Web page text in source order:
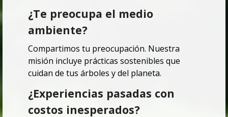
¿Te preocupa el medio
ambiente?
Compartimos tu preocupación. Nuestra
misión incluye prácticas sostenibles que
cuidan de tus árboles y del planeta.
¿Experiencias pasadas con
costos inesperados?